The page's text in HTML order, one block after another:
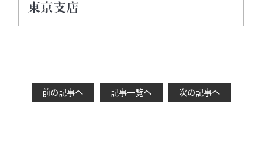
東京支店
前の記事へ 記事一覧へ 次の記事へ